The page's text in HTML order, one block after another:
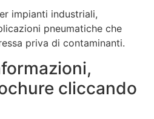
impianti industriali,
pneumatiche che
priva di contaminanti.
cliccando